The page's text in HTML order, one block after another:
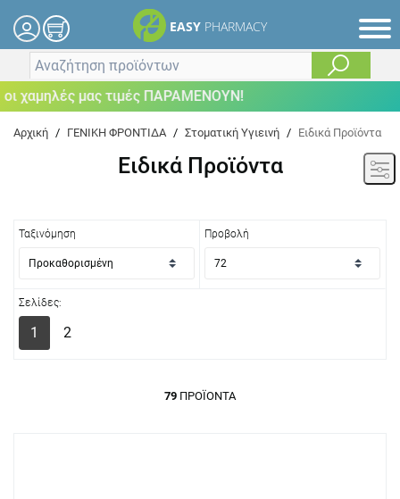
EASY PHARMACY
μας τιμές ΠΑΡΑΜΕΝΟΥΝ!
Αρχική / ΓΕΝΙΚΗ ΦΡΟΝΤΙΔΑ / Στοματική Υγιεινή / Ειδικά Προϊόντα
Ειδικά Προϊόντα
Ταξινόμηση Προβολή
Σελίδες:
1 2
79 ΠΡΟΪΌΝΤΑ